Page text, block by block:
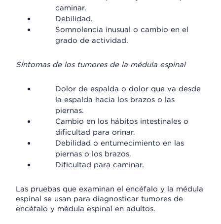
caminar.
Debilidad.
Somnolencia inusual o cambio en el
grado de actividad.
Síntomas de los tumores de la médula espinal
Dolor de espalda o dolor que va desde
la espalda hacia los brazos o las
piernas.
Cambio en los hábitos intestinales o
dificultad para orinar.
Debilidad o entumecimiento en las
piernas o los brazos.
Dificultad para caminar.
Las pruebas que examinan el encéfalo y la médula
espinal se usan para diagnosticar tumores de
encéfalo y médula espinal en adultos.